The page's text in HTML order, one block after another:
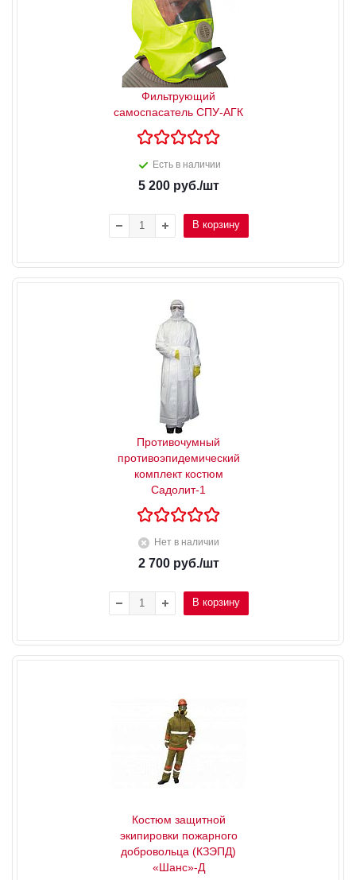
Фильтрующий
самоспасатель СПУ-АГК
Есть в наличии
5 200руб./шт
В корзину
Противочумный
противоэпидемический
комплект костюм
Садолит-1
Нет в наличии
2 700руб./шт
В корзину
Костюм защитной
экипировки пожарного
добровольца (КЗЭПД)
«Шанс»-Д